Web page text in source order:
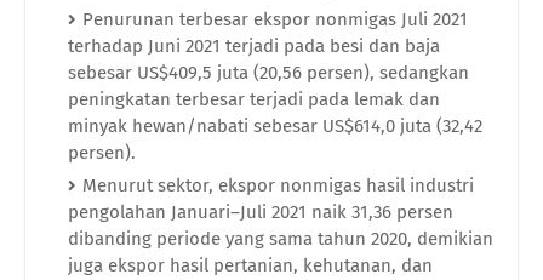
Penurunan terbesar ekspor nonmigas Juli 2021
terhadap Juni 2021 terjadi pada besi dan baja
sebesar US$409,5 juta (20,56 persen), sedangkan
peningkatan terbesar terjadi pada lemak dan
minyak hewan/nabati sebesar US$614,0 juta (32,42
persen).
Menurut sektor, ekspor nonmigas hasil industri
pengolahan Januari–Juli 2021 naik 31,36 persen
dibanding periode yang sama tahun 2020, demikian
juga ekspor hasil pertanian, kehutanan, dan